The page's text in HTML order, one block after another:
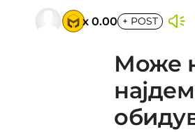
x 0.00 + POST
Може